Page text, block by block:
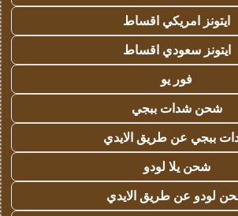
ايتونز امريكي اقساط
ايتونز سعودي اقساط
فور يو
شحن شدات ببجي
ببجي عن طريق الايدي
شحن يلا لودو
لودو عن طريق الايدي